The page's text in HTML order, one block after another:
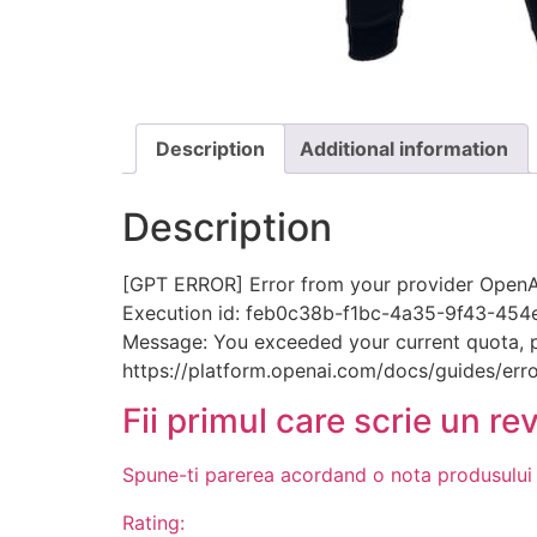
Description Additional information
Description
[GPT ERROR] Error from your provider
Execution id: feb0c38b-f1bc-4a35-9f43-
Message: You exceeded your current
https://platform.openai.com/docs/guides/
Fii primul care scrie un
Spune-ti parerea acordand o nota produsului
Rating: